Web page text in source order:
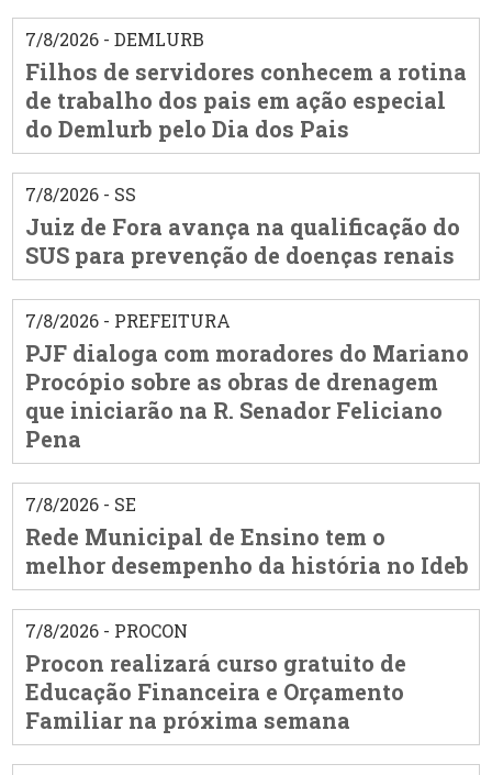
7/8/2026 - DEMLURB
Filhos de servidores conhecem a rotina
de trabalho dos pais em ação especial
do Demlurb pelo Dia dos Pais
7/8/2026 - SS
Juiz de Fora avança na qualificação do
SUS para prevenção de doenças renais
7/8/2026 - PREFEITURA
PJF dialoga com moradores do Mariano
Procópio sobre as obras de drenagem
que iniciarão na R. Senador Feliciano
Pena
7/8/2026 - SE
Rede Municipal de Ensino tem o
melhor desempenho da história no Ideb
7/8/2026 - PROCON
Procon realizará curso gratuito de
Educação Financeira e Orçamento
Familiar na próxima semana